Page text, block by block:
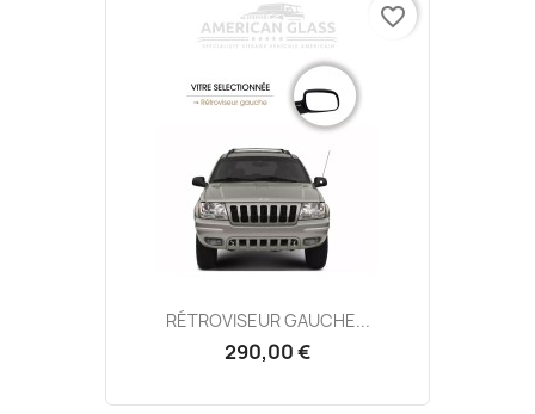
RÉTROVISEUR GAUCHE...
290,00 €
favorite_border